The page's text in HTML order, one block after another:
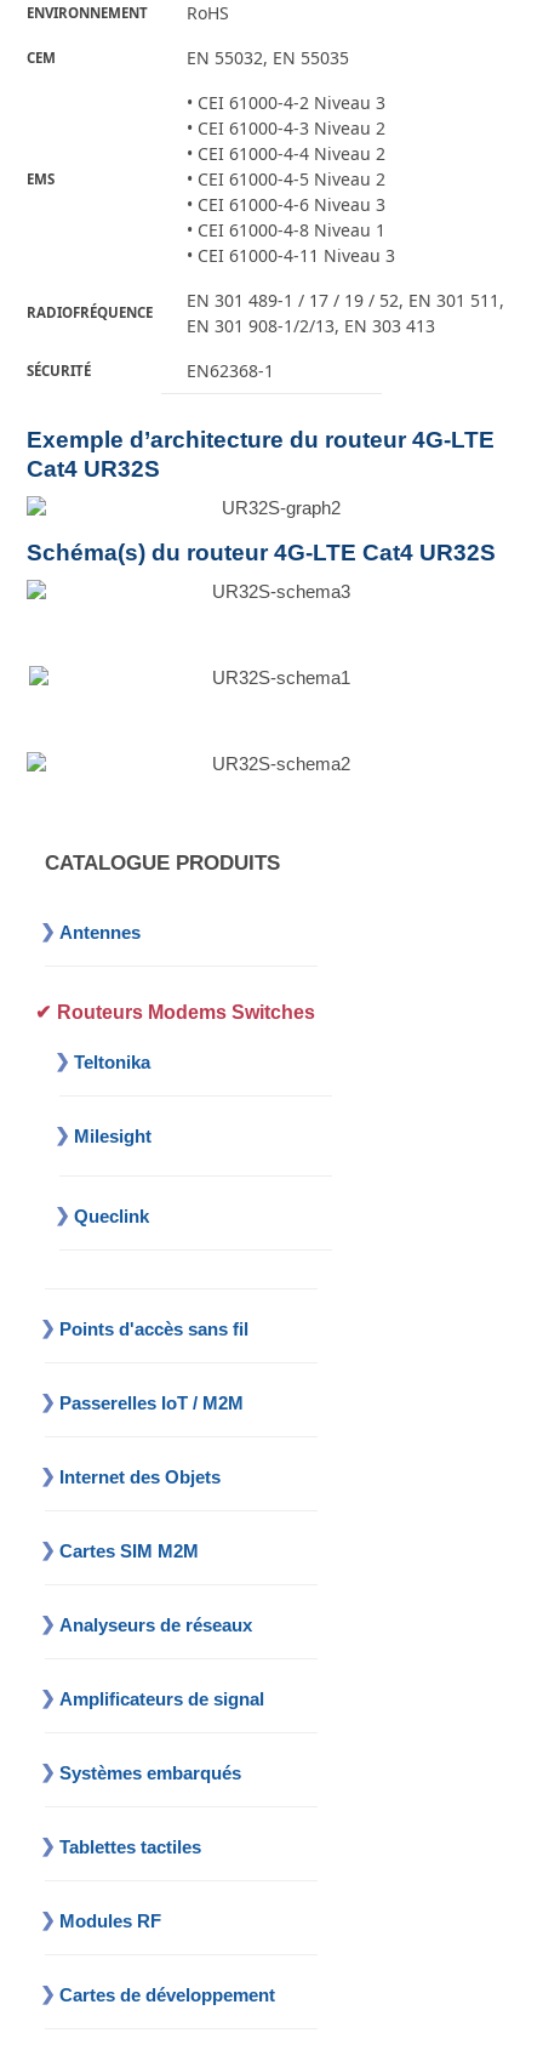
ENVIRONNEMENT RoHS
CEM EN 55032, EN 55035
EMS
• CEI 61000-4-2 Niveau 3
• CEI 61000-4-3 Niveau 2
• CEI 61000-4-4 Niveau 2
• CEI 61000-4-5 Niveau 2
• CEI 61000-4-6 Niveau 3
• CEI 61000-4-8 Niveau 1
• CEI 61000-4-11 Niveau 3
RADIOFRÉQUENCE
EN 301 489-1 / 17 / 19 / 52, EN 301 511,
EN 301 908-1/2/13, EN 303 413
SÉCURITÉ EN62368-1
Exemple d’architecture du routeur 4G-LTE
Cat4 UR32S
Schéma(s) du routeur 4G-LTE Cat4 UR32S
CATALOGUE PRODUITS
Antennes
Routeurs Modems Switches
Teltonika
Milesight
Queclink
Points d'accès sans fil
Passerelles IoT / M2M
Internet des Objets
Cartes SIM M2M
Analyseurs de réseaux
Amplificateurs de signal
Systèmes embarqués
Tablettes tactiles
Modules RF
Cartes de développement